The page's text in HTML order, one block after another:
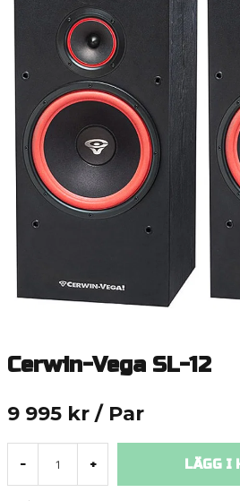
Cerwin-Vega SL-12
9 995 kr / Par
- + LÄGG I